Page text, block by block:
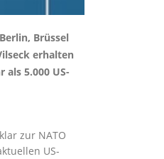
Brüssel
erhalten
5.000 US-
zur NATO
US-